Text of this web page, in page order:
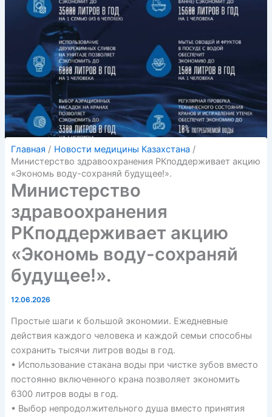
Главная
Новости медицины Казахстана
️Министерство здравоохранения РКподдерживает акцию
«Экономь воду-сохраняй будущее!».
️Министерство
здравоохранения
РКподдерживает акцию
«Экономь воду-сохраняй
будущее!».
12.06.2026
Простые шаги к большой экономии. Ежедневные
действия каждого человека и каждой семьи способны
сохранить тысячи литров воды в год.
• Использование стакана воды при чистке зубов вместо
постоянно включенного крана позволяет экономить
6300 литров воды в год.
• Выбор непродолжительного душа вместо принятия